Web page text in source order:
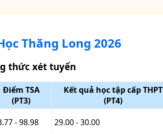
Thăng Long 2026
thức xét tuyển
Điểm TSA
(PT3)
Kết quả học tập cấp THPT
(PT4)
- 98.98
29.00 - 30.00